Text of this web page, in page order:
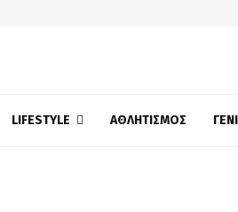
LIFESTYLE ΑΘΛΗΤΙΣΜΌΣ